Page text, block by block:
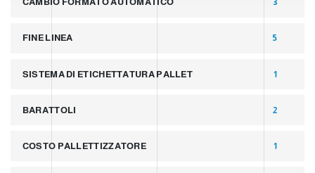
FINE LINEA 5
SISTEMA DI ETICHETTATURA PALLET 1
BARATTOLI 2
COSTO PALLETTIZZATORE 1